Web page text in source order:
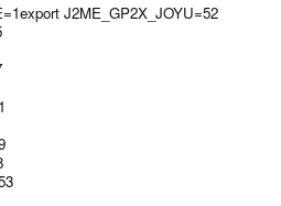
J2ME_GP2X_JOYU=52